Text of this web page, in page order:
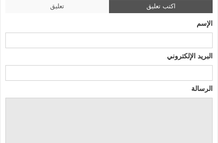
اكتب تعليق تعليق
الإسم
البريد الإلكتروني
الرسالة